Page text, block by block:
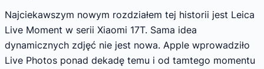
Najciekawszym nowym rozdziałem tej historii jest Leica
Live Moment w serii Xiaomi 17T. Sama idea
dynamicznych zdjęć nie jest nowa. Apple wprowadziło
Live Photos ponad dekadę temu i od tamtego momentu